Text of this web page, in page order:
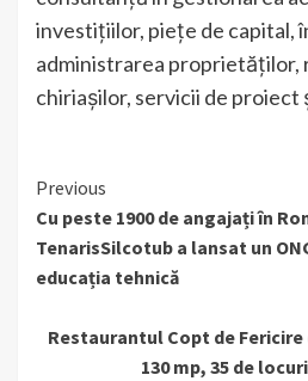
investițiilor, piețe de capital,
administrarea proprietăților,
chiriașilor, servicii de proiect
Continue
Reading
Previous
Cu peste 1900 de angajați în
TenarisSilcotub a lansat un
educația tehnică
Restaurantul Copt de
130 mp, 35 de